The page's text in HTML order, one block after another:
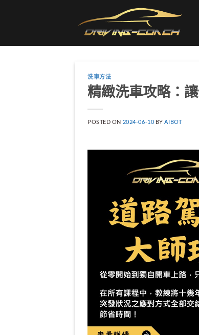
洗車方法
精緻洗車攻略：
POSTED ON 2024-06-10 BY AIBOT